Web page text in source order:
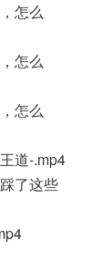
怎么
怎么
怎么
道-.mp4
了这些